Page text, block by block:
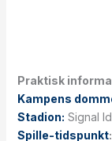
Praktisk
Kampens
Stadion: Signal
Spille-tidspunkt: